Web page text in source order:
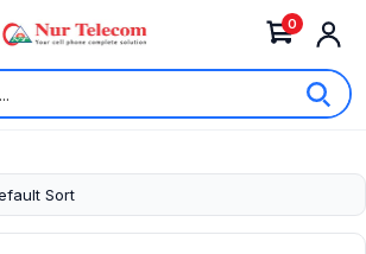
0